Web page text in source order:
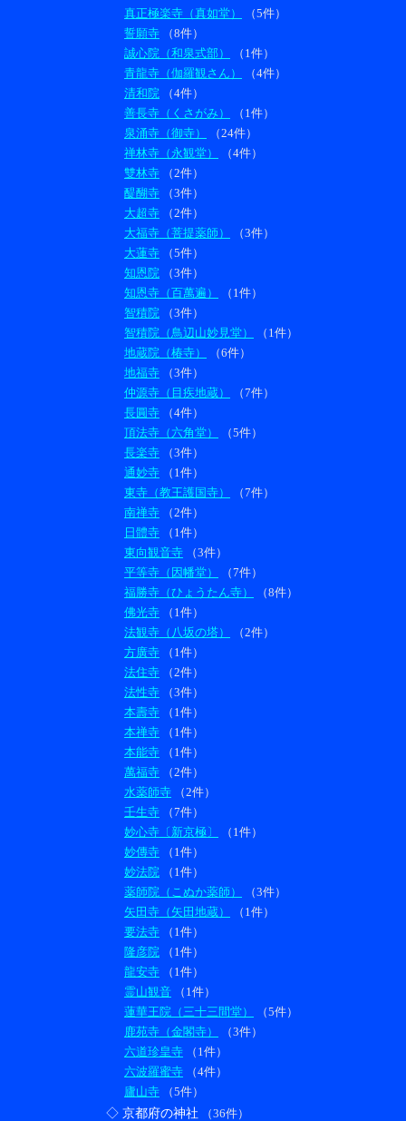
真正極楽寺（真如堂）
（5件）
誓願寺 （8件）
誠心院（和泉式部）
（1件）
青龍寺（伽羅観さん）
（4件）
清和院 （4件）
善長寺（くさがみ）
（1件）
泉涌寺（御寺）
（24件）
禅林寺（永観堂）
（4件）
雙林寺 （2件）
醍醐寺 （3件）
大超寺 （2件）
大福寺（菩提薬師）
（3件）
大蓮寺 （5件）
知恩院 （3件）
知恩寺（百萬遍）
（1件）
智積院 （3件）
智積院（鳥辺山妙見堂）
（1件）
地蔵院（椿寺）
（6件）
地福寺 （3件）
仲源寺（目疾地蔵）
（7件）
長圓寺 （4件）
頂法寺（六角堂）
（5件）
長楽寺 （3件）
通妙寺 （1件）
東寺（教王護国寺）
（7件）
南禅寺 （2件）
日體寺 （1件）
東向観音寺 （3件）
平等寺（因幡堂）
（7件）
福勝寺（ひょうたん寺）
（8件）
佛光寺 （1件）
法観寺（八坂の塔）
（2件）
方廣寺 （1件）
法住寺 （2件）
法性寺 （3件）
本壽寺 （1件）
本禅寺 （1件）
本能寺 （1件）
萬福寺 （2件）
水薬師寺 （2件）
壬生寺 （7件）
妙心寺〔新京極〕
（1件）
妙傳寺 （1件）
妙法院 （1件）
薬師院（こぬか薬師）
（3件）
矢田寺（矢田地蔵）
（1件）
要法寺 （1件）
隆彦院 （1件）
龍安寺 （1件）
霊山観音 （1件）
蓮華王院（三十三間堂）
（5件）
鹿苑寺（金閣寺）
（3件）
六道珍皇寺 （1件）
六波羅蜜寺 （4件）
廬山寺 （5件）
◇ 京都府の神社 （36件）